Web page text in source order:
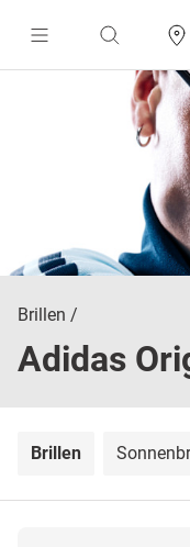
Brillen
Adidas
Brillen